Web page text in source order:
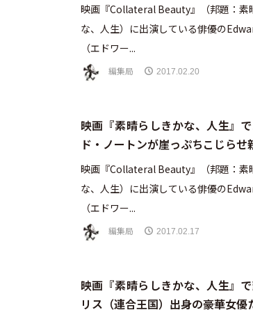
映画『Collateral Beauty』（邦題：素
な、人生）に出演している俳優の
（エドワー...
編集局 2017.02.20
映画『素晴らしきかな、人生』
ド・ノートンが崖っぷちこじらせ
映画『Collateral Beauty』（邦題：素
な、人生）に出演している俳優の
（エドワー...
編集局 2017.02.17
映画『素晴らしきかな、人生』
リス（連合王国）出身の豪華女優